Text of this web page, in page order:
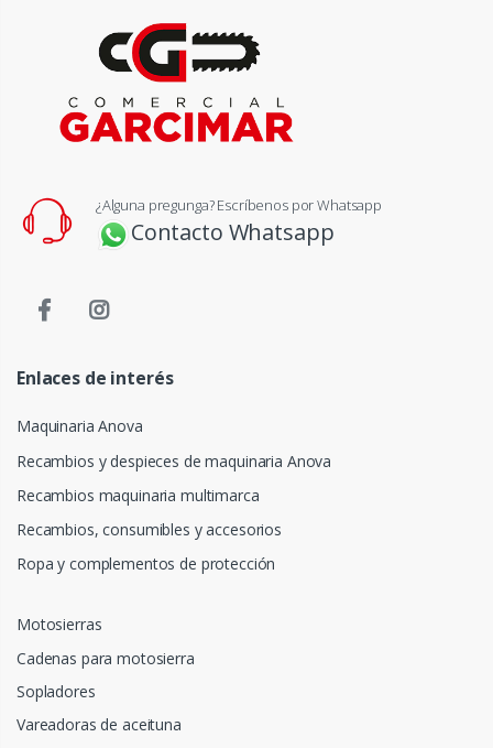
¿Alguna pregunga? Escríbenos por Whatsapp
Contacto Whatsapp
Enlaces de interés
Maquinaria Anova
Recambios y despieces de maquinaria Anova
Recambios maquinaria multimarca
Recambios, consumibles y accesorios
Ropa y complementos de protección
Motosierras
Cadenas para motosierra
Sopladores
Vareadoras de aceituna